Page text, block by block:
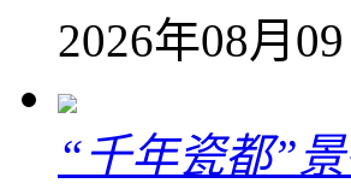
2026年08月
“千年瓷都”